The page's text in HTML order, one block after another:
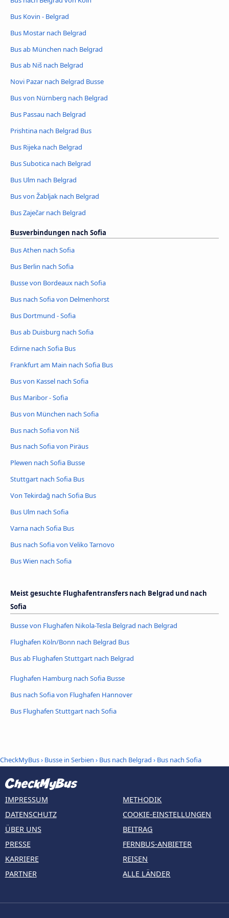
Bus Kovin - Belgrad
Bus Mostar nach Belgrad
Bus ab München nach Belgrad
Bus ab Niš nach Belgrad
Novi Pazar nach Belgrad Busse
Bus von Nürnberg nach Belgrad
Bus Passau nach Belgrad
Prishtina nach Belgrad Bus
Bus Rijeka nach Belgrad
Bus Subotica nach Belgrad
Bus Ulm nach Belgrad
Bus von Žabljak nach Belgrad
Bus Zaječar nach Belgrad
Busverbindungen nach Sofia
Bus Athen nach Sofia
Bus Berlin nach Sofia
Busse von Bordeaux nach Sofia
Bus nach Sofia von Delmenhorst
Bus Dortmund - Sofia
Bus ab Duisburg nach Sofia
Edirne nach Sofia Bus
Frankfurt am Main nach Sofia Bus
Bus von Kassel nach Sofia
Bus Maribor - Sofia
Bus von München nach Sofia
Bus nach Sofia von Niš
Bus nach Sofia von Piräus
Plewen nach Sofia Busse
Stuttgart nach Sofia Bus
Von Tekirdağ nach Sofia Bus
Bus Ulm nach Sofia
Varna nach Sofia Bus
Bus nach Sofia von Veliko Tarnovo
Bus Wien nach Sofia
Meist gesuchte Flughafentransfers nach Belgrad und nach
Sofia
Busse von Flughafen Nikola-Tesla Belgrad nach Belgrad
Flughafen Köln/Bonn nach Belgrad Bus
Bus ab Flughafen Stuttgart nach Belgrad
Flughafen Hamburg nach Sofia Busse
Bus nach Sofia von Flughafen Hannover
Bus Flughafen Stuttgart nach Sofia
CheckMyBus› Busse in Serbien › Bus nach Belgrad › Bus nach Sofia
IMPRESSUM
DATENSCHUTZ
ÜBER UNS
PRESSE
KARRIERE
PARTNER
METHODIK
COOKIE-EINSTELLUNGEN
BEITRAG
FERNBUS-ANBIETER
REISEN
ALLE LÄNDER